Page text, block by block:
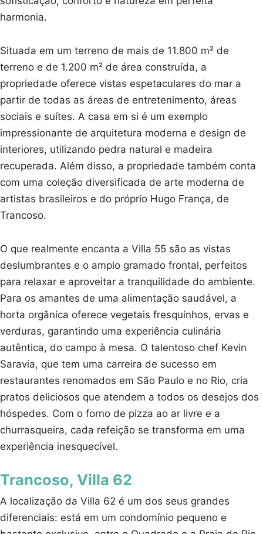
harmonia.
Situada em um terreno de mais de 11.800 m² de
terreno e de 1.200 m² de área construída, a
propriedade oferece vistas espetaculares do mar a
partir de todas as áreas de entretenimento, áreas
sociais e suítes. A casa em si é um exemplo
impressionante de arquitetura moderna e design de
interiores, utilizando pedra natural e madeira
recuperada. Além disso, a propriedade também conta
com uma coleção diversificada de arte moderna de
artistas brasileiros e do próprio Hugo França, de
Trancoso.
O que realmente encanta a Villa 55 são as vistas
deslumbrantes e o amplo gramado frontal, perfeitos
para relaxar e aproveitar a tranquilidade do ambiente.
Para os amantes de uma alimentação saudável, a
horta orgânica oferece vegetais fresquinhos, ervas e
verduras, garantindo uma experiência culinária
autêntica, do campo à mesa. O talentoso chef Kevin
Saravia, que tem uma carreira de sucesso em
restaurantes renomados em São Paulo e no Rio, cria
pratos deliciosos que atendem a todos os desejos dos
hóspedes. Com o forno de pizza ao ar livre e a
churrasqueira, cada refeição se transforma em uma
experiência inesquecível.
Trancoso, Villa 62
A localização da Villa 62 é um dos seus grandes
diferenciais: está em um condomínio pequeno e